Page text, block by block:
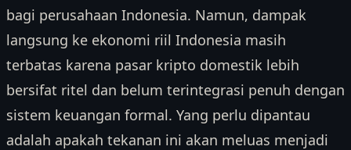
bagi perusahaan Indonesia. Namun, dampak
langsung ke ekonomi riil Indonesia masih
terbatas karena pasar kripto domestik lebih
bersifat ritel dan belum terintegrasi penuh dengan
sistem keuangan formal. Yang perlu dipantau
adalah apakah tekanan ini akan meluas menjadi